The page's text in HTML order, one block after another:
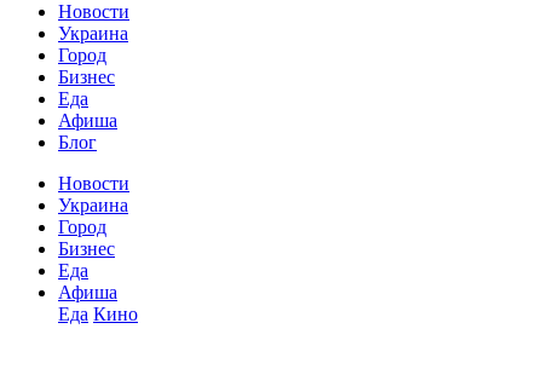
Новости
Украина
Город
Бизнес
Еда
Афиша
Блог
Новости
Украина
Город
Бизнес
Еда
Афиша
Еда Кино